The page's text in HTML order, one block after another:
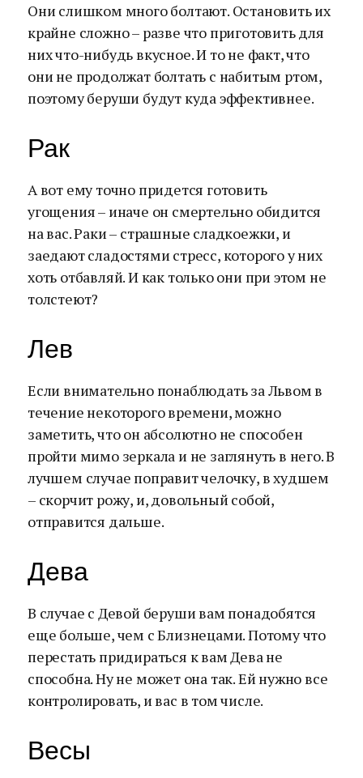
Они слишком много болтают. Остановить их
крайне сложно – разве что приготовить для
них что-нибудь вкусное. И то не факт, что
они не продолжат болтать с набитым ртом,
поэтому беруши будут куда эффективнее.
Рак
А вот ему точно придется готовить
угощения – иначе он смертельно обидится
на вас. Раки – страшные сладкоежки, и
заедают сладостями стресс, которого у них
хоть отбавляй. И как только они при этом не
толстеют?
Лев
Если внимательно понаблюдать за Львом в
течение некоторого времени, можно
заметить, что он абсолютно не способен
пройти мимо зеркала и не заглянуть в него. В
лучшем случае поправит челочку, в худшем
– скорчит рожу, и, довольный собой,
отправится дальше.
Дева
В случае с Девой беруши вам понадобятся
еще больше, чем с Близнецами. Потому что
перестать придираться к вам Дева не
способна. Ну не может она так. Ей нужно все
контролировать, и вас в том числе.
Весы